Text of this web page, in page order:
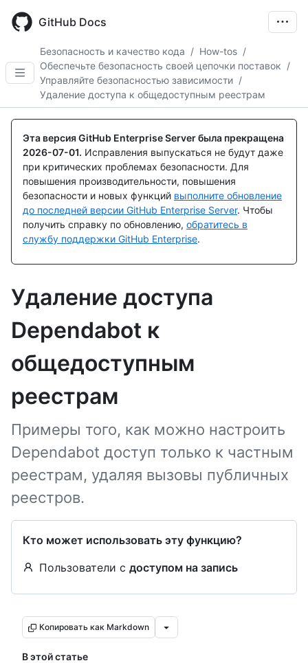
main
GitHub Docs
Безопасность и качество кода / How-tos /
Обеспечьте безопасность своей цепочки поставок /
Управляйте безопасностью зависимости /
Удаление доступа к общедоступным реестрам
Эта версия GitHub Enterprise Server была прекращена
2026-07-01. Исправления выпускаться не будут даже
при критических проблемах безопасности. Для
повышения производительности, повышения
безопасности и новых функций выполните обновление
до последней версии GitHub Enterprise Server. Чтобы
получить справку по обновлению, обратитесь в
службу поддержки GitHub Enterprise.
Удаление доступа
Dependabot к
общедоступным
реестрам
Примеры того, как можно настроить
Dependabot доступ только к частным
реестрам, удаляя вызовы публичных
реестров.
Кто может использовать эту функцию?
Пользователи с доступом на запись
Копировать как Markdown
В этой статье